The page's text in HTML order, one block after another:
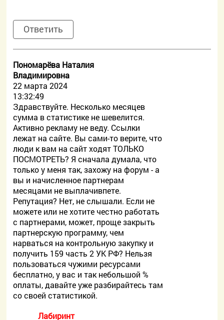
Ответить
Пономарёва Наталия
Владимировна
22 марта 2024
13:32:49
Здравствуйте. Несколько месяцев
сумма в статистике не шевелится.
Активно рекламу не веду. Ссылки
лежат на сайте. Вы сами-то верите, что
люди к вам на сайт ходят ТОЛЬКО
ПОСМОТРЕТЬ? Я сначала думала, что
только у меня так, захожу на форум - а
вы и начисленное партнерам
месяцами не выплачивпете.
Репутация? Нет, не слышали. Если не
можете или не хотите честно работать
с партнерами, может, проще закрыть
партнерскую программу, чем
нарваться на контрольную закупку и
получить 159 часть 2 УК РФ? Нельзя
пользоваться чужими ресурсами
бесплатно, у вас и так небольшой %
оплаты, давайте уже разбирайтесь там
со своей статистикой.
Лабиринт